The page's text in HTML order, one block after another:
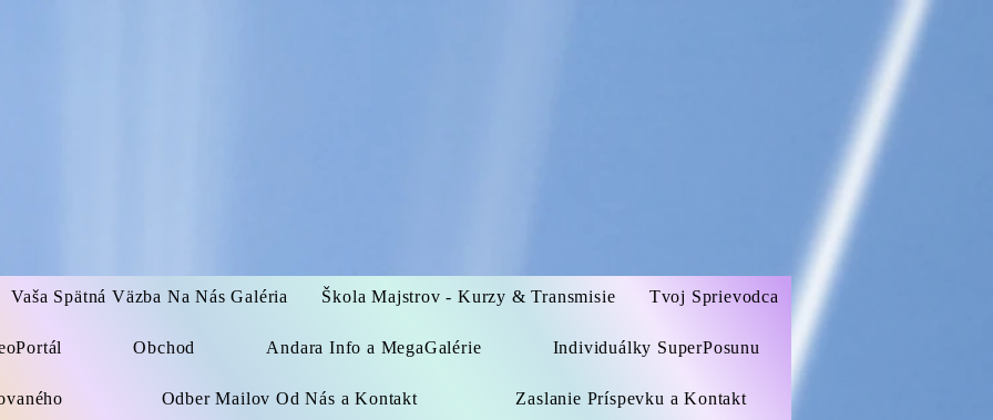
Vaša Spätná Väzba Na Nás Galéria Škola Majstrov - Kurzy & Transmisie Tvoj Sprievodca
Obchod Andara Info a MegaGalérie Individuálky SuperPosunu
Odber Mailov Od Nás a Kontakt Zaslanie Príspevku a Kontakt